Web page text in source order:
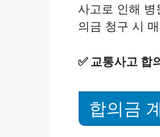
사고로 인해 병
의금 청구 시
✅ 교통사고 합
합의금